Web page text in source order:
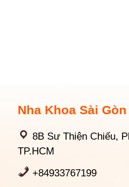
Nha Khoa Sài
8B Sư Thiện Chiếu,
TP.HCM
+84933767199